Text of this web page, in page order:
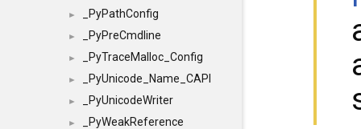
► _PyPathConfig
► _PyPreCmdline
► _PyTraceMalloc_Config
► _PyUnicode_Name_CAPI
► _PyUnicodeWriter
► _PyWeakReference